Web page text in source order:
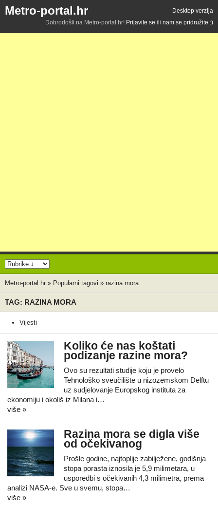
Metro-portal.hr
Desktop verzija
Dobrodošli na Metro-portal.hr! Prijavite se ili nam se pridružite :)
Metro-portal.hr » Popularni tagovi » razina mora
TAG: RAZINA MORA
Vijesti
Koliko će nas koštati
podizanje razine mora?
Ovo su rezultati studije koju je provelo
Tehnološko sveučilište u nizozemskom Delftu
uz sudjelovanje Europskog instituta za
ekonomiju i okoliš iz Milana i…
više »
Razina mora se digla više
od očekivanog
Prošle godine, najtoplije zabilježene, godišnja
stopa porasta iznosila je 5,9 milimetara, u
usporedbi s očekivanih 4,3 milimetra, prema
analizi NASA-e. Sve u svemu, stopa…
više »